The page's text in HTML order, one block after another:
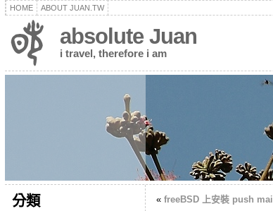
HOME ABOUT JUAN.TW
absolute Juan
i travel, therefore i am
分類 « freeBSD 上安裝 push mail